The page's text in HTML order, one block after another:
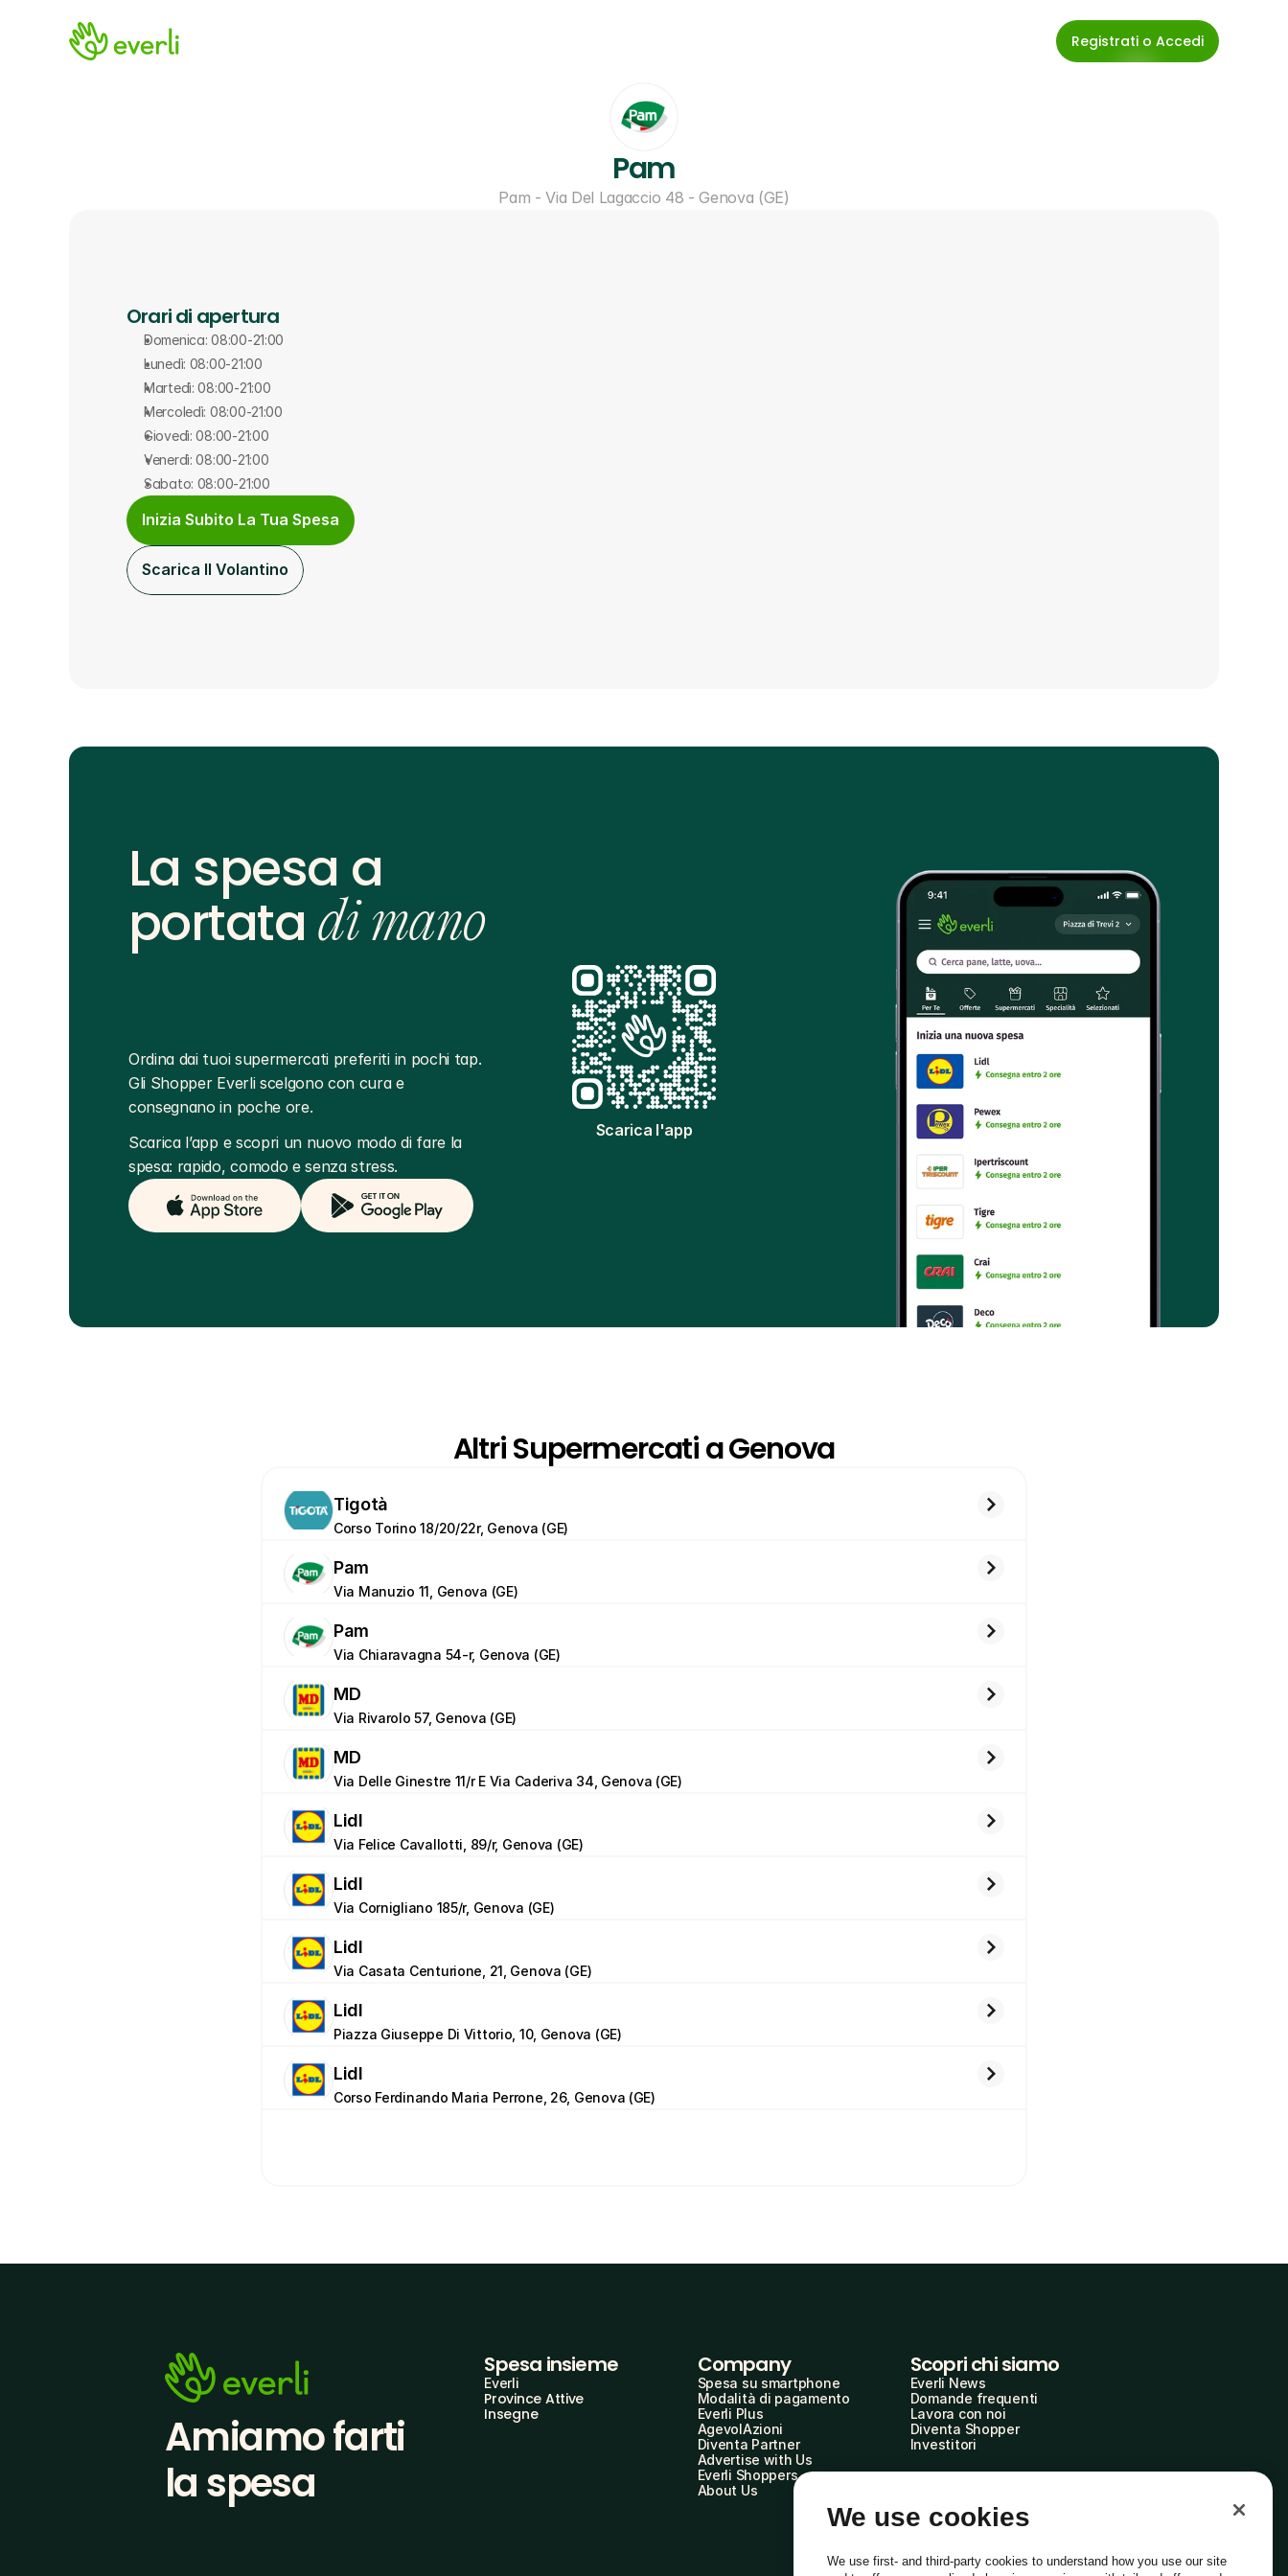
Registrati o Accedi
Pam
Pam - Via Del Lagaccio 48 - Genova (GE)
Orari di apertura
Domenica: 08:00-21:00
Lunedì: 08:00-21:00
Martedì: 08:00-21:00
Mercoledì: 08:00-21:00
Giovedì: 08:00-21:00
Venerdì: 08:00-21:00
Sabato: 08:00-21:00
Inizia Subito La Tua Spesa
Scarica Il Volantino
Scarica l'app
La spesa a
portata di mano
Ordina dai tuoi supermercati preferiti in pochi tap.
Gli Shopper Everli scelgono con cura e
consegnano in poche ore.
Scarica l’app e scopri un nuovo modo di fare la
spesa: rapido, comodo e senza stress.
Altri Supermercati a Genova
Tigotà
Corso Torino 18/20/22r, Genova (GE)
Pam
Via Manuzio 11, Genova (GE)
Pam
Via Chiaravagna 54-r, Genova (GE)
MD
Via Rivarolo 57, Genova (GE)
MD
Via Delle Ginestre 11/r E Via Caderiva 34, Genova (GE)
Lidl
Via Felice Cavallotti, 89/r, Genova (GE)
Lidl
Via Cornigliano 185/r, Genova (GE)
Lidl
Via Casata Centurione, 21, Genova (GE)
Lidl
Piazza Giuseppe Di Vittorio, 10, Genova (GE)
Lidl
Corso Ferdinando Maria Perrone, 26, Genova (GE)
Amiamo farti
la spesa
Spesa insieme
Everli
Province Attive
Insegne
Company
Spesa su smartphone
Modalità di pagamento
Everli Plus
AgevolAzioni
Diventa Partner
Advertise with Us
Everli Shoppers
About Us
Scopri chi siamo
Everli News
Domande frequenti
Lavora con noi
Diventa Shopper
Investitori
We use cookies
We use first- and third-party cookies to understand how you use our site